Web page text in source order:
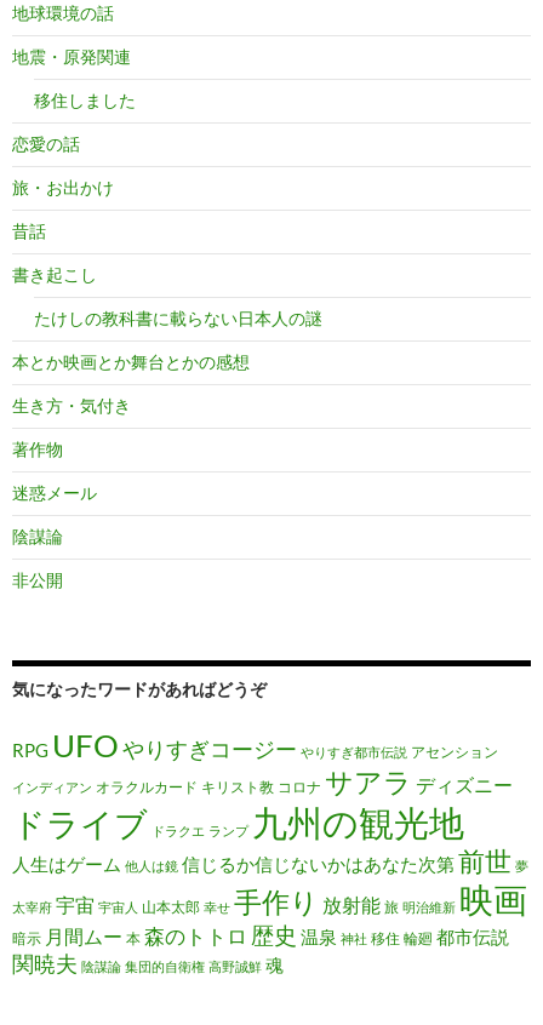
地球環境の話
地震・原発関連
移住しました
恋愛の話
旅・お出かけ
昔話
書き起こし
たけしの教科書に載らない日本人の謎
本とか映画とか舞台とかの感想
生き方・気付き
著作物
迷惑メール
陰謀論
非公開
気になったワードがあればどうぞ
RPG UFOやりすぎコージー やりすぎ都市伝説 アセンション
インディアン オラクルカード キリスト教 コロナ サアラ ディズニー
ドライブ ドラクエ ランプ 九州の観光地
人生はゲーム 他人は鏡 信じるか信じないかはあなた次第前世 夢
太宰府 宇宙 宇宙人 山本太郎 幸せ 手作り 放射能 旅 明治維新 映画
暗示 月間ムー 本 森のトトロ 歴史 温泉 神社 移住 輪廻 都市伝説
関暁夫 陰謀論 集団的自衛権 高野誠鮮 魂